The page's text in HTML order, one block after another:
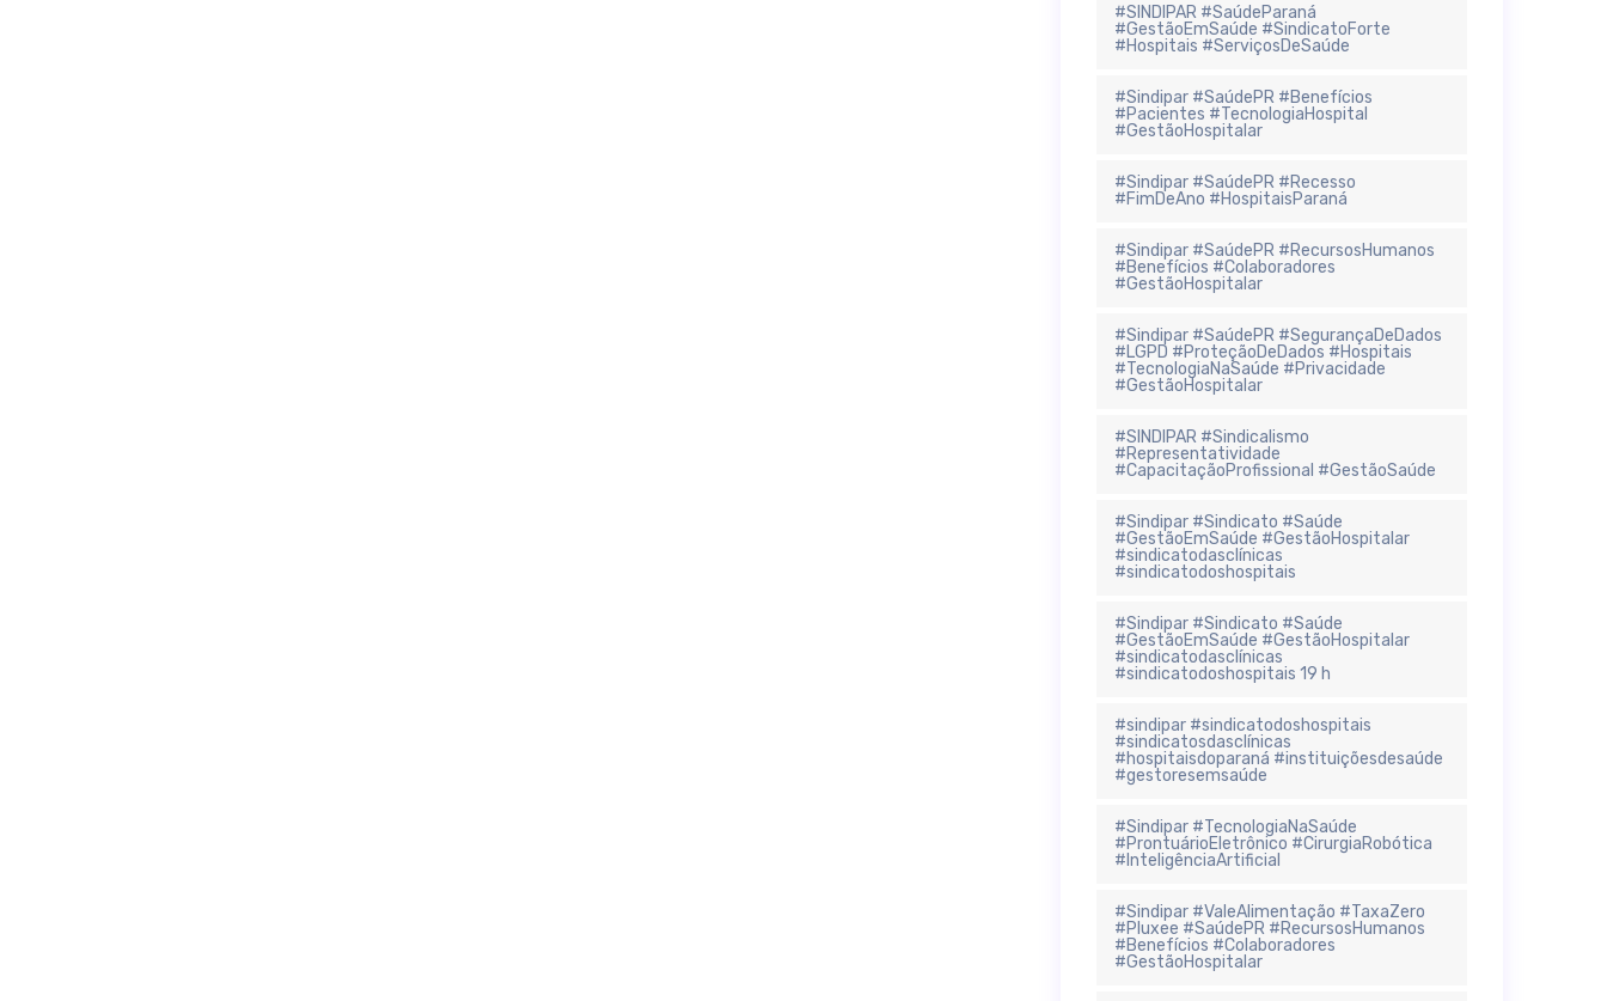
#SINDIPAR #SaúdeParaná
#GestãoEmSaúde #SindicatoForte
#Hospitais #ServiçosDeSaúde
#Sindipar #SaúdePR #Benefícios
#Pacientes #TecnologiaHospital
#GestãoHospitalar
#Sindipar #SaúdePR #Recesso
#FimDeAno #HospitaisParaná
#Sindipar #SaúdePR #RecursosHumanos
#Benefícios #Colaboradores
#GestãoHospitalar
#Sindipar #SaúdePR #SegurançaDeDados
#LGPD #ProteçãoDeDados #Hospitais
#TecnologiaNaSaúde #Privacidade
#GestãoHospitalar
#SINDIPAR #Sindicalismo
#Representatividade
#CapacitaçãoProfissional #GestãoSaúde
#Sindipar #Sindicato #Saúde
#GestãoEmSaúde #GestãoHospitalar
#sindicatodasclínicas
#sindicatodoshospitais
#Sindipar #Sindicato #Saúde
#GestãoEmSaúde #GestãoHospitalar
#sindicatodasclínicas
#sindicatodoshospitais 19 h
#sindipar #sindicatodoshospitais
#sindicatosdasclínicas
#hospitaisdoparaná #instituiçõesdesaúde
#gestoresemsaúde
#Sindipar #TecnologiaNaSaúde
#ProntuárioEletrônico #CirurgiaRobótica
#InteligênciaArtificial
#Sindipar #ValeAlimentação #TaxaZero
#Pluxee #SaúdePR #RecursosHumanos
#Benefícios #Colaboradores
#GestãoHospitalar